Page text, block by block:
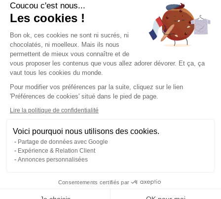
Éco-responsable
Express 24h
Revendeurs
Qui sommes-nous ?
Avis clients
Partenariat
Presse
Assistance
Centre d'aide
Formulaire de contact
Rechercher un gabarit
Pack échantillons
Créer mon compte client
Se connecter
Blog
NOUS SUIVRE SUR
Politique de confidentialité
Coucou c'est nous...
Les cookies !
Bon ok, ces cookies ne sont ni sucrés, ni
chocolatés, ni moelleux. Mais ils nous
permettent de mieux vous connaître et de
vous proposer les contenus que vous allez adorer dévorer. Et ça, ça
vaut tous les cookies du monde.
Pour modifier vos préférences par la suite, cliquez sur le lien
'Préférences de cookies' situé dans le pied de page.
Lire la politique de confidentialité
Voici pourquoi nous utilisons des cookies.
Partage de données avec Google
Expérience & Relation Client
Annonces personnalisées
Consentements certifiés par